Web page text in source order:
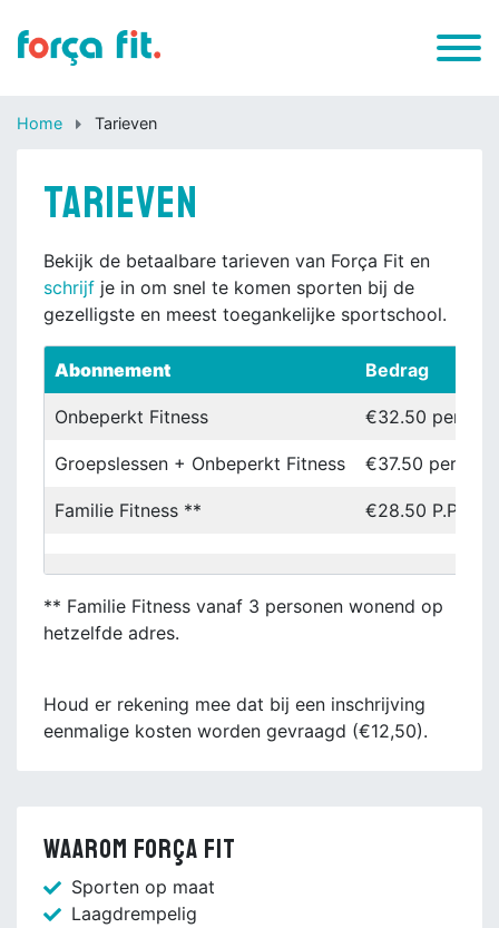
Home Tarieven
Tarieven
Bekijk de betaalbare tarieven van Força Fit en
schrijf je in om snel te komen sporten bij de
gezelligste en meest toegankelijke sportschool.
Abonnement Bedrag
Onbeperkt Fitness €32.50 per
Groepslessen + Onbeperkt Fitness €37.50 per
Familie Fitness ** €28.50 P.P.P.M
** Familie Fitness vanaf 3 personen wonend op
hetzelfde adres.
Houd er rekening mee dat bij een inschrijving
eenmalige kosten worden gevraagd (€12,50).
Waarom Força Fit
Sporten op maat
Laagdrempelig